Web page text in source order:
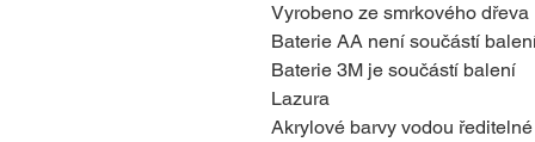
Vyrobeno ze smrkového dřeva
Baterie AA není součástí
Baterie 3M je součástí balení
Lazura
Akrylové barvy vodou ředitelné